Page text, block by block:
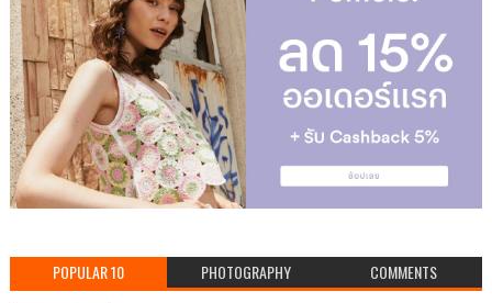
POPULAR 10 PHOTOGRAPHY COMMENTS